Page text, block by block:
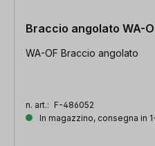
Braccio angolato WA-
WA-OF Braccio angolato
n. art.: F-486052
In magazzino, consegna in